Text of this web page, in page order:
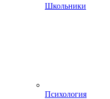
Школьники
Психология